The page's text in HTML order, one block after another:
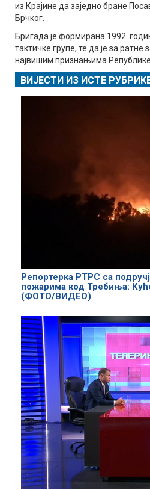
из Крајине да заједно бране
Брчког.
Бригада је формирана 1992.
тактичке групе, те да је за ратне
највишим признањима Републике
ВИЈЕСТИ ИЗ ИСТЕ
Репортерка РТРС са
пожарима код Требиња:
(ФОТО/ВИДЕО)